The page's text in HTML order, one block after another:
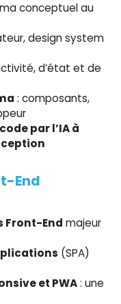
conceptuel au
design system
d’état et de
: composants,
par l’IA à
End
Front-End majeur
(SPA)
et PWA: une